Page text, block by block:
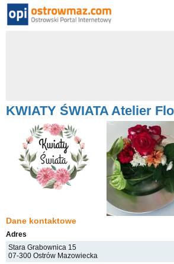
KWIATY ŚWIATA Atelier
Dane kontaktowe
Adres
Stara Grabownica 15
07-300 Ostrów Mazowiecka